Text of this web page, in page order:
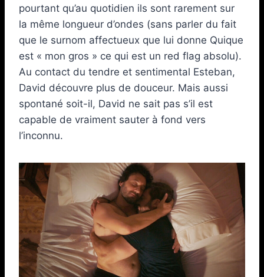
pourtant qu’au quotidien ils sont rarement sur
la même longueur d’ondes (sans parler du fait
que le surnom affectueux que lui donne Quique
est « mon gros » ce qui est un red flag absolu).
Au contact du tendre et sentimental Esteban,
David découvre plus de douceur. Mais aussi
spontané soit-il, David ne sait pas s’il est
capable de vraiment sauter à fond vers
l’inconnu.